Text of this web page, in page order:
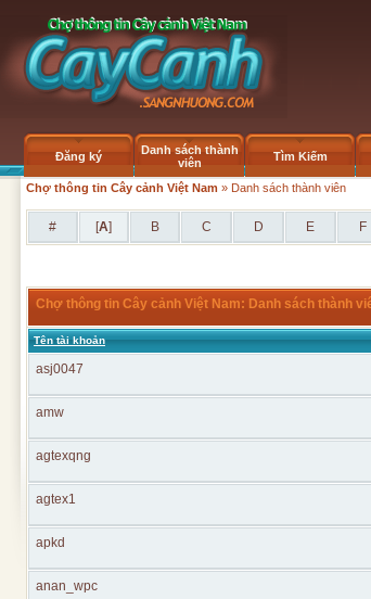
Đăng ký
Danh sách thành
viên
Tìm Kiếm
Chợ thông tin Cây cảnh Việt Nam » Danh sách thành viên
# [A] B C D E F
Chợ thông tin Cây cảnh Việt Nam: Danh sách thành
Tên tài khoản
asj0047
amw
agtexqng
agtex1
apkd
anan_wpc